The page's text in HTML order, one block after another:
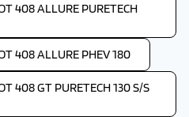
408 ALLURE PURETECH
408 ALLURE PHEV 180
408 GT PURETECH 130 S/S